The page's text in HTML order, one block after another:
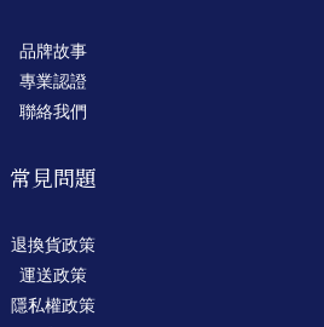
品牌故事
專業認證
聯絡我們
常見問題
退換貨政策
運送政策
隱私權政策